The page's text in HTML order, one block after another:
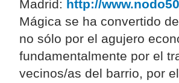
Madrid: http://
Mágica se ha convertido
no sólo por el agujero
fundamentalmente por el
vecinos/as del barrio, por